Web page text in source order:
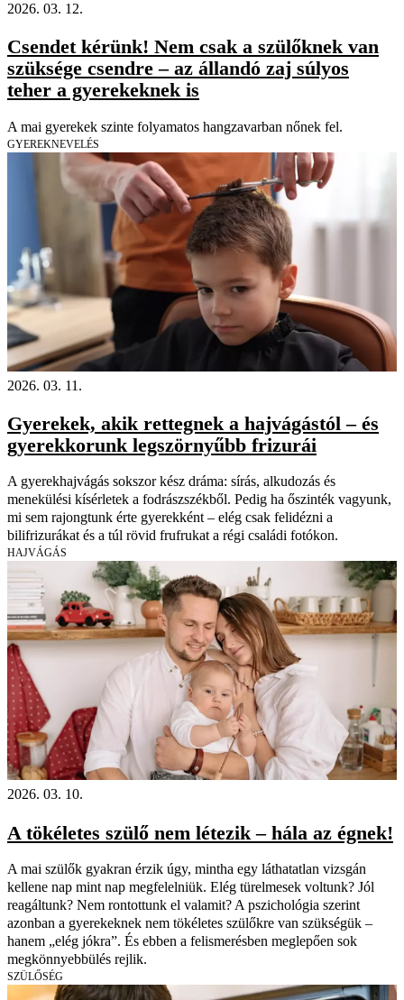
2026. 03. 12.
Csendet kérünk! Nem csak a szülőknek van
szüksége csendre – az állandó zaj súlyos
teher a gyerekeknek is
A mai gyerekek szinte folyamatos hangzavarban nőnek fel.
GYEREKNEVELÉS
2026. 03. 11.
Gyerekek, akik rettegnek a hajvágástól – és
gyerekkorunk legszörnyűbb frizurái
A gyerekhajvágás sokszor kész dráma: sírás, alkudozás és
menekülési kísérletek a fodrászszékből. Pedig ha őszinték vagyunk,
mi sem rajongtunk érte gyerekként – elég csak felidézni a
bilifrizurákat és a túl rövid frufrukat a régi családi fotókon.
HAJVÁGÁS
2026. 03. 10.
A tökéletes szülő nem létezik – hála az égnek!
A mai szülők gyakran érzik úgy, mintha egy láthatatlan vizsgán
kellene nap mint nap megfelelniük. Elég türelmesek voltunk? Jól
reagáltunk? Nem rontottunk el valamit? A pszichológia szerint
azonban a gyerekeknek nem tökéletes szülőkre van szükségük –
hanem „elég jókra”. És ebben a felismerésben meglepően sok
megkönnyebbülés rejlik.
SZÜLŐSÉG